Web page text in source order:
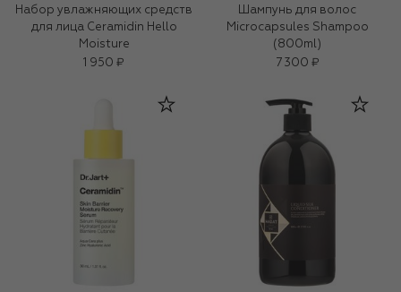
Набор увлажняющих средств
для лица Ceramidin Hello
Moisture
1 950 ₽
Шампунь для волос
Microcapsules Shampoo
(800ml)
7 300 ₽